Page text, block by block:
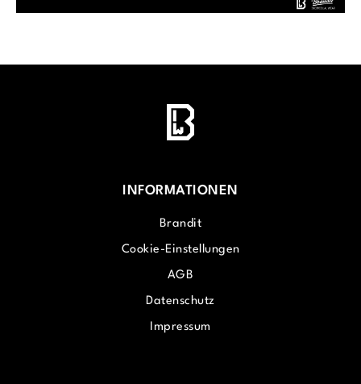
INFORMATIONEN
Brandit
Cookie-Einstellungen
AGB
Datenschutz
Impressum